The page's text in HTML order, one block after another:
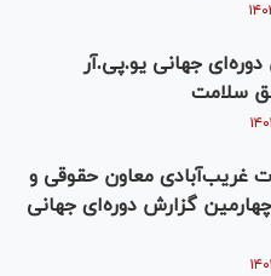
جهانی یو.پی.آر
غریب‌آبادی معاون حقوقی و
گزارش دوره‌ای جهانی